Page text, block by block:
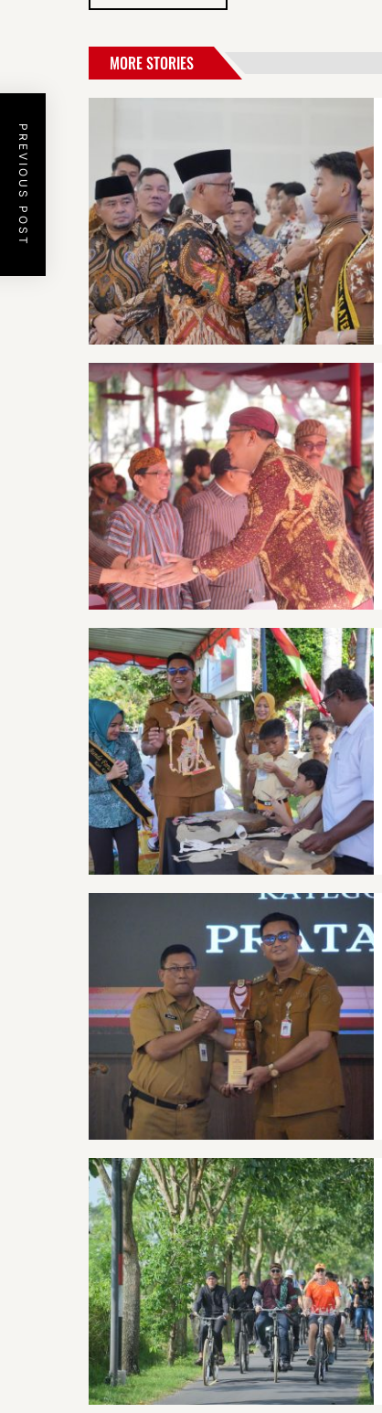
PREVIOUS POST
MORE STORIES